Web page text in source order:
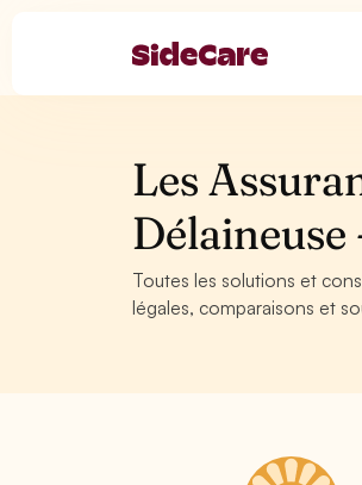
Les
Toutes les solutions et
légales, comparaisons et